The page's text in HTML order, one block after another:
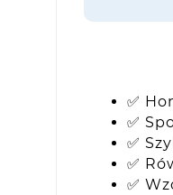
✅
✅
✅
✅
✅